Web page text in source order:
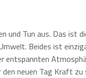
und Tun aus. Das ist
Beides ist
entspannten
neuen Tag Kraft zu